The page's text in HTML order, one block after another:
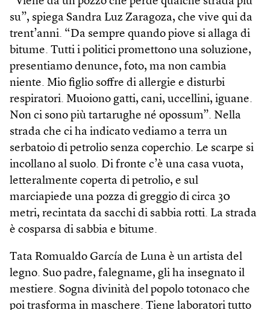
su”, spiega Sandra Luz Zaragoza, che vive qui da
trent’anni. “Da sempre quando piove si allaga di
bitume. Tutti i politici promettono una soluzione,
presentiamo denunce, foto, ma non cambia
niente. Mio figlio soffre di allergie e disturbi
respiratori. Muoiono gatti, cani, uccellini, iguane.
Non ci sono più tartarughe né opossum”. Nella
strada che ci ha indicato vediamo a terra un
serbatoio di petrolio senza coperchio. Le scarpe si
incollano al suolo. Di fronte c’è una casa vuota,
letteralmente coperta di petrolio, e sul
marciapiede una pozza di greggio di circa 30
metri, recintata da sacchi di sabbia rotti. La strada
è cosparsa di sabbia e bitume.
Tata Romualdo García de Luna è un artista del
legno. Suo padre, falegname, gli ha insegnato il
mestiere. Sogna divinità del popolo totonaco che
poi trasforma in maschere. Tiene laboratori tutto